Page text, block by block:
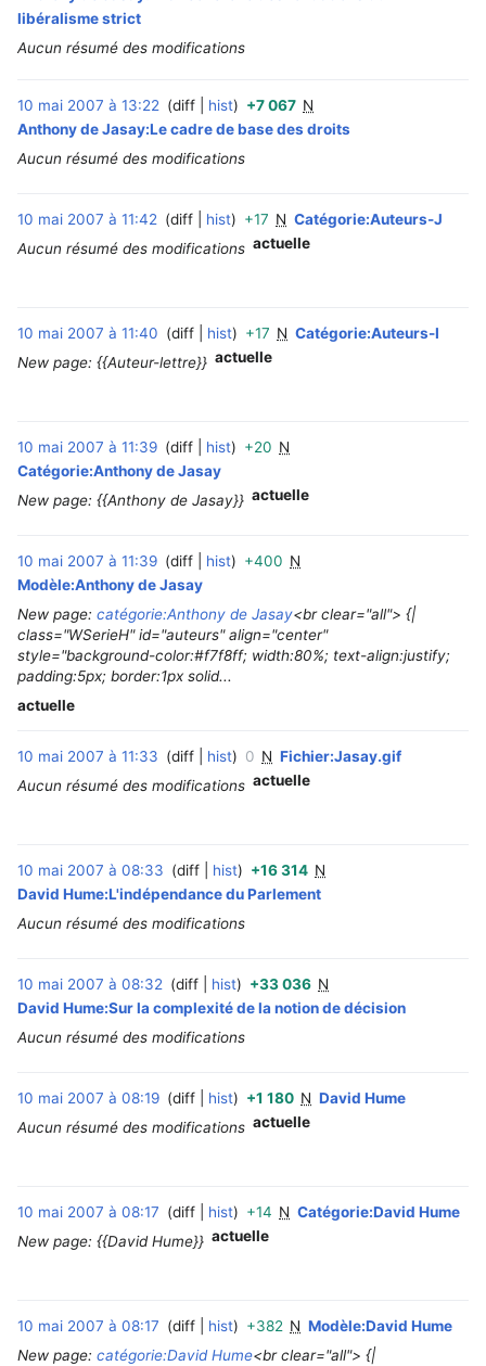
libéralisme strict
Aucun résumé des modifications
10 mai 2007 à 13:22 diff hist +7 067 N
Anthony de Jasay:Le cadre de base des droits
Aucun résumé des modifications
10 mai 2007 à 11:42 diff hist +17 N Catégorie:Auteurs-J
Aucun résumé des modifications actuelle
10 mai 2007 à 11:40 diff hist +17 N Catégorie:Auteurs-I
New page: {{Auteur-lettre}} actuelle
10 mai 2007 à 11:39 diff hist +20 N
Catégorie:Anthony de Jasay
New page: {{Anthony de Jasay}} actuelle
10 mai 2007 à 11:39 diff hist +400 N
Modèle:Anthony de Jasay
New page: catégorie:Anthony de Jasay<br clear="all"> {|
class="WSerieH" id="auteurs" align="center"
style="background-color:#f7f8ff; width:80%; text-align:justify;
padding:5px; border:1px solid...
actuelle
10 mai 2007 à 11:33 diff hist 0 N Fichier:Jasay.gif
Aucun résumé des modifications actuelle
10 mai 2007 à 08:33 diff hist +16 314 N
David Hume:L'indépendance du Parlement
Aucun résumé des modifications
10 mai 2007 à 08:32 diff hist +33 036 N
David Hume:Sur la complexité de la notion de décision
Aucun résumé des modifications
10 mai 2007 à 08:19 diff hist +1 180 N David Hume
Aucun résumé des modifications actuelle
10 mai 2007 à 08:17 diff hist +14 N Catégorie:David Hume
New page: {{David Hume}} actuelle
10 mai 2007 à 08:17 diff hist +382 N Modèle:David Hume
New page: catégorie:David Hume<br clear="all"> {|